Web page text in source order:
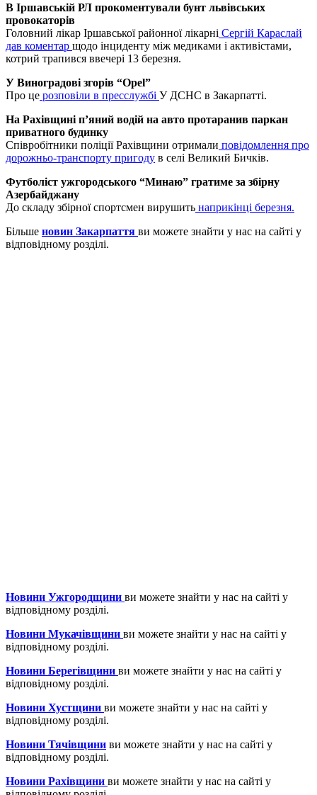
В Іршавській РЛ прокоментували бунт львівських
провокаторів
Головний лікар Іршавської районної лікарні Сергій Караслай
дав коментар щодо інциденту між медиками і активістами,
котрий трапився ввечері 13 березня.
У Виноградові згорів “Opel”
Про це розповіли в пресслужбі У ДСНС в Закарпатті.
На Рахівщині п’яний водій на авто протаранив паркан
приватного будинку
Співробітники поліції Рахівщини отримали повідомлення про
дорожньо-транспорту пригоду в селі Великий Бичків.
Футболіст ужгородського “Минаю” гратиме за збірну
Азербайджану
До складу збірної спортсмен вирушить наприкінці березня.
Більше новин Закарпаття ви можете знайти у нас на сайті у
відповідному розділі.
Новини Ужгородщини ви можете знайти у нас на сайті у
відповідному розділі.
Новини Мукачівщини ви можете знайти у нас на сайті у
відповідному розділі.
Новини Берегівщини ви можете знайти у нас на сайті у
відповідному розділі.
Новини Хустщини ви можете знайти у нас на сайті у
відповідному розділі.
Новини Тячівщини ви можете знайти у нас на сайті у
відповідному розділі.
Новини Рахівщини ви можете знайти у нас на сайті у